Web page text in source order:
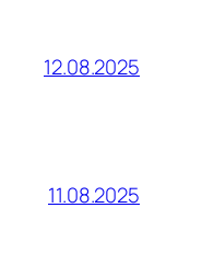
12.08.2025
11.08.2025